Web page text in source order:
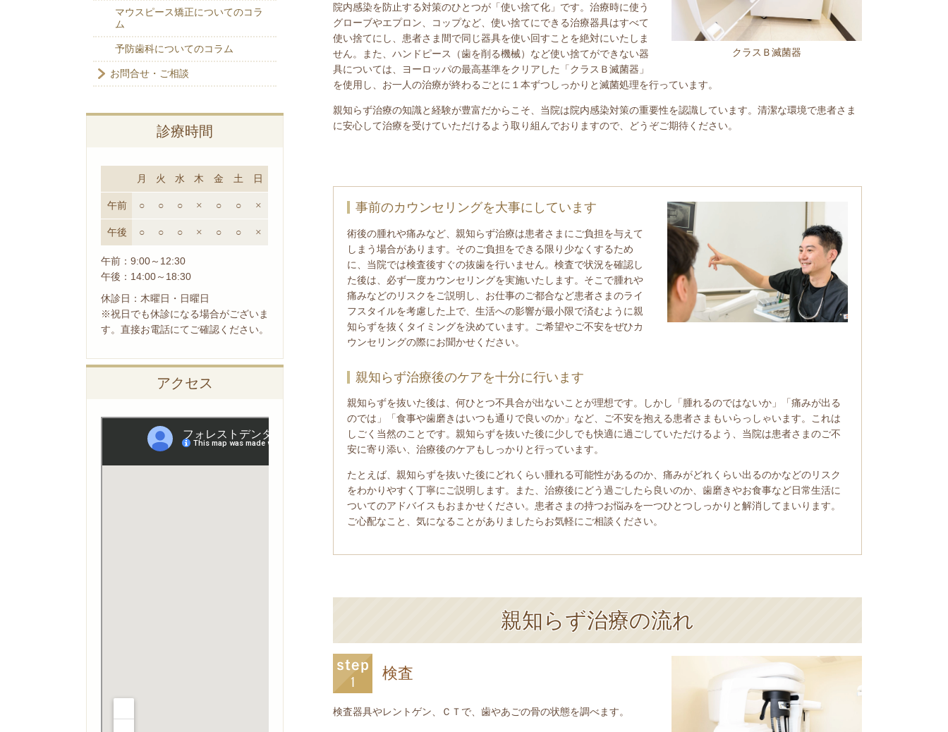
クラスＢ滅菌器
院内感染を防止する対策のひとつが「使い捨て化」です。治療時に使う
グローブやエプロン、コップなど、使い捨てにできる治療器具はすべて
使い捨てにし、患者さま間で同じ器具を使い回すことを絶対にいたしま
せん。また、ハンドピース（歯を削る機械）など使い捨てができない器
具については、ヨーロッパの最高基準をクリアした「クラスＢ滅菌器」
を使用し、お一人の治療が終わるごとに１本ずつしっかりと滅菌処理を行っています。
親知らず治療の知識と経験が豊富だからこそ、当院は院内感染対策の重要性を認識しています。清潔な環境で患者さま
に安心して治療を受けていただけるよう取り組んでおりますので、どうぞご期待ください。
事前のカウンセリングを大事にしています
術後の腫れや痛みなど、親知らず治療は患者さまにご負担を与えて
しまう場合があります。そのご負担をできる限り少なくするため
に、当院では検査後すぐの抜歯を行いません。検査で状況を確認し
た後は、必ず一度カウンセリングを実施いたします。そこで腫れや
痛みなどのリスクをご説明し、お仕事のご都合など患者さまのライ
フスタイルを考慮した上で、生活への影響が最小限で済むように親
知らずを抜くタイミングを決めています。ご希望やご不安をぜひカ
ウンセリングの際にお聞かせください。
親知らず治療後のケアを十分に行います
親知らずを抜いた後は、何ひとつ不具合が出ないことが理想です。しかし「腫れるのではないか」「痛みが出る
のでは」「食事や歯磨きはいつも通りで良いのか」など、ご不安を抱える患者さまもいらっしゃいます。これは
しごく当然のことです。親知らずを抜いた後に少しでも快適に過ごしていただけるよう、当院は患者さまのご不
安に寄り添い、治療後のケアもしっかりと行っています。
たとえば、親知らずを抜いた後にどれくらい腫れる可能性があるのか、痛みがどれくらい出るのかなどのリスク
をわかりやすく丁寧にご説明します。また、治療後にどう過ごしたら良いのか、歯磨きやお食事など日常生活に
ついてのアドバイスもおまかせください。患者さまの持つお悩みを一つひとつしっかりと解消してまいります。
ご心配なこと、気になることがありましたらお気軽にご相談ください。
親知らず治療の流れ
検査
検査器具やレントゲン、ＣＴで、歯やあごの骨の状態を調べます。
マウスピース矯正についてのコラ
ム
予防歯科についてのコラム
お問合せ・ご相談
診療時間
月 火 水 木 金 土 日
午前 ○ ○ ○ × ○ ○ ×
午後 ○ ○ ○ × ○ ○ ×
午前：9:00～12:30
午後：14:00～18:30
休診日：木曜日・日曜日
※祝日でも休診になる場合がございま
す。直接お電話にてご確認ください。
アクセス